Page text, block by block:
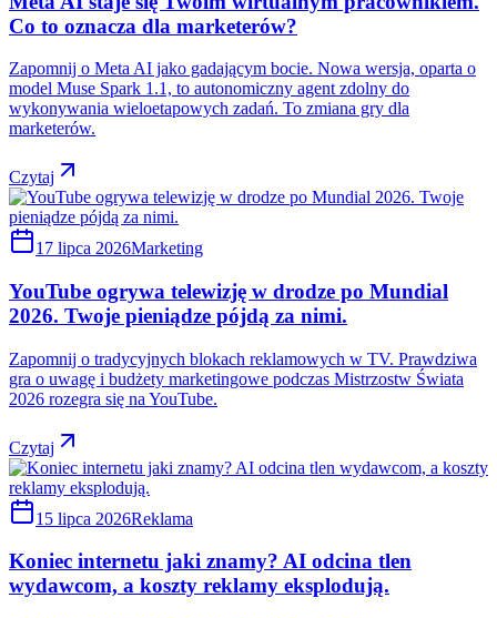
Co to oznacza dla marketerów?
Zapomnij o Meta AI jako gadającym bocie. Nowa wersja, oparta o
model Muse Spark 1.1, to autonomiczny agent zdolny do
wykonywania wieloetapowych zadań. To zmiana gry dla
marketerów.
Czytaj
17 lipca 2026Marketing
YouTube ogrywa telewizję w drodze po Mundial
2026. Twoje pieniądze pójdą za nimi.
Zapomnij o tradycyjnych blokach reklamowych w TV. Prawdziwa
gra o uwagę i budżety marketingowe podczas Mistrzostw Świata
2026 rozegra się na YouTube.
Czytaj
15 lipca 2026Reklama
Koniec internetu jaki znamy? AI odcina tlen
wydawcom, a koszty reklamy eksplodują.